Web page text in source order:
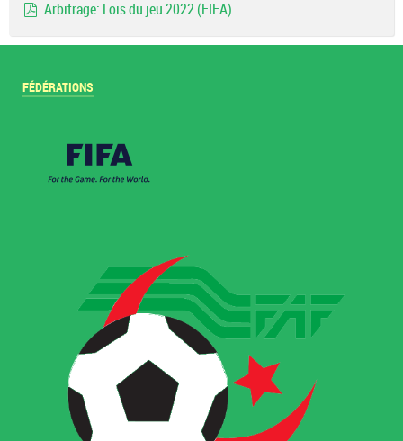
Arbitrage: Lois du jeu 2022 (FIFA)
FÉDÉRATIONS